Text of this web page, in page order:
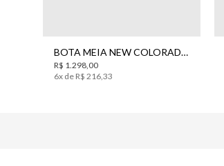
BOTA MEIA NEW COLORADO BO.BÔ FEMININA
R$ 1.298,00
6x de R$ 216,33